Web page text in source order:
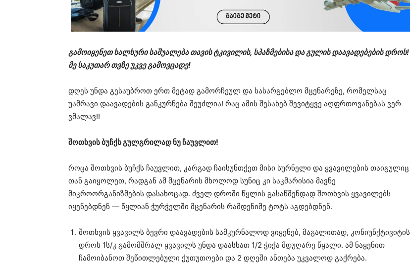
გამოიყენეთ ხალხური საშუალება თავის ტკივილის, სპაზმებისა და გულის დაავადებების დროს!
მე საკუთარ თვზე უკვე გამოვცადე!
დღეს უნდა გესაუბროთ ერთ მეტად გამორჩეულ და სასარგებლო მცენარეზე, რომელსაც
უამრავი დაავადების განკურნება შეუძლია! რაც ამის შესახებ შევიტყვე აღფრთოვანებას ვერ
ვმალავ!!
შოთხვის ბუჩქს გულგრილად ნუ ჩაუვლით!
როცა შოთხვის ბუჩქს ჩაუვლით, კარგად ჩაისუნთქეთ მისი სურნელი და ყვავილების თაიგულიც
თან გაიყოლეთ, რადგან ამ მცენარის მხოლოდ სუნიც კი საკმარისია მავნე
მიკროორგანიზმების დასახოცად. ძველ დროში წყლის გასაწმენდად შოთხვის ყვავილებს
იყენებდნენ — წყლიან ჭურჭელში მცენარის რამდენიმე ტოტს აგდებდნენ.
შოთხვის ყვავილს ბევრი დაავადების სამკურნალოდ ვიყენებ, მაგალითად, კონიუნქტივიტის
დროს 1ს/კ გამომშრალ ყვავილს უნდა დაასხათ 1/2 ჭიქა მდუღარე წყალი. ამ ნაყენით
ჩამოიბანოთ შეწითლებული ქუთუთოები და 2 დღეში ანთება უკვალოდ გაქრება.